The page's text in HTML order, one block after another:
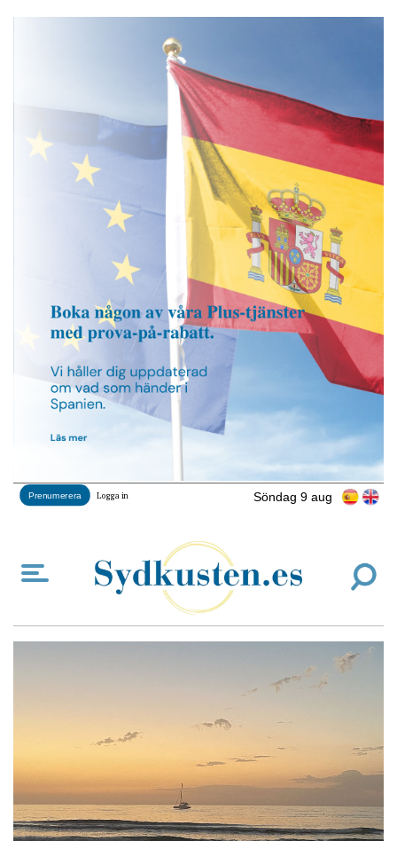
Söndag 9 aug
Prenumerera Logga in